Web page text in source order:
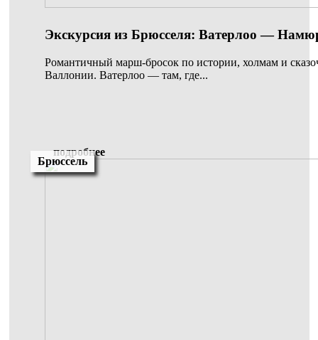
Экскурсия из Брюсселя: Ватерлоо —
Романтичный марш-бросок по истории, холмам и
Валлонии. Ватерлоо — там, где...
подробнее
Брюссель